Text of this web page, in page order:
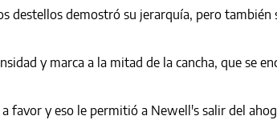
destellos demostró su jerarquía, pero
y marca a la mitad de la cancha, que se
favor y eso le permitió a Newell's salir del